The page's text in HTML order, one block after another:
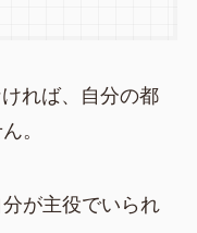
れば、自分の都
。
が主役でいられ